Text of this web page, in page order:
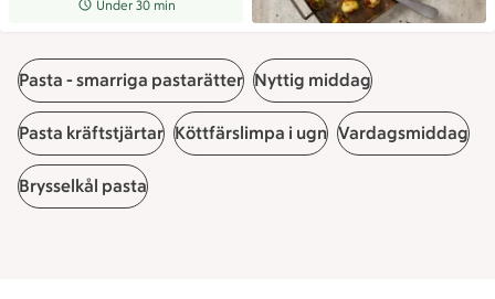
Receptet tar Under 30 min att tillaga
Under 30 min
Pasta - smarriga pastarätter Nyttig middag
Pasta kräftstjärtar Köttfärslimpa i ugn Vardagsmiddag
Brysselkål pasta